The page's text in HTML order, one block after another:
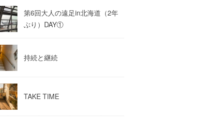
第6回大人の遠足in北海道（2年
ぶり）DAY①
持続と継続
TAKE TIME